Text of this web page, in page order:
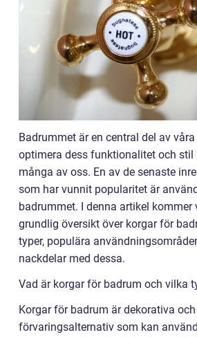
Badrummet är en central del av
optimera dess funktionalitet och
många av oss. En av de senaste
som har vunnit popularitet är
badrummet. I denna artikel kommer
grundlig översikt över korgar för
typer, populära
nackdelar med dessa.
Vad är korgar för badrum och vilka
Korgar för badrum är dekorativa
förvaringsalternativ som kan